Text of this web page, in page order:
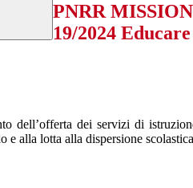
PNRR
19/2024
dell’offerta dei servizi di
e alla lotta alla dispersione